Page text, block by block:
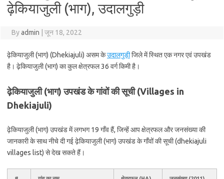
ढ़ेकियाजुली (भाग), उदालगुड़ी
Byadmin जून 18, 2022
ढ़ेकियाजुली (भाग) (Dhekiajuli) असम केउदालगुड़ीजिले में स्थित एक नगर एवं उपखंड
है। ढ़ेकियाजुली (भाग) का कुल क्षेत्रफल 36 वर्ग किमी है।
ढ़ेकियाजुली (भाग) उपखंड के गांवों की सूची (Villages in
Dhekiajuli)
ढ़ेकियाजुली (भाग) उपखंड में लगभग 19 गाँव हैं, जिन्हें आप क्षेत्रफल और जनसंख्या की
जानकारी के साथ नीचे दी गई ढ़ेकियाजुली (भाग) उपखंड के गाँवों की सूची (dhekiajuli
villages list) से देख सकते हैं।